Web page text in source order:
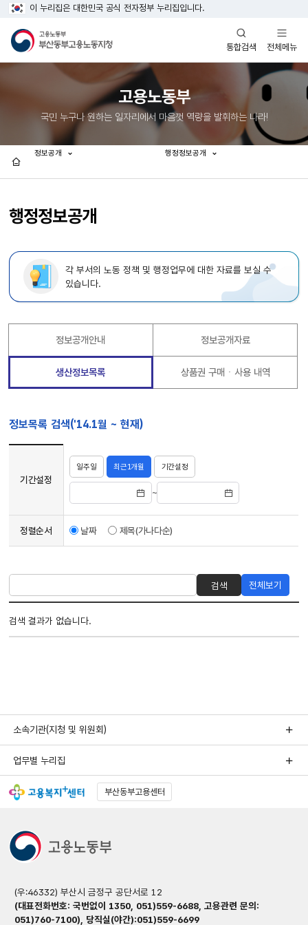
이 누리집은 대한민국 공식 전자정부 누리집입니다.
통합검색
열기
전체메뉴
열기
고용노동부
국민 누구나 원하는 일자리에서 마음껏 역량을 발휘하는 나라!
행정정보공개
정보공개 행정정보공개
각 부서의 노동 정책 및 행정업무에 대한 자료를 보실 수
있습니다.
정보공개안내 정보공개자료
생산정보목록 상품권 구매ㆍ사용 내역
정보목록 검색('14.1월 ~ 현재)
기간설정,
검색
폼
기간설정
일주일 최근1개월 기간설정
~
정렬순서 날짜 제목(가나다순)
검색
검색 전체보기
문서제목,
생산일자,
검색 결과가 없습니다.
소속기관(지청 및 위원회)
업무별 누리집
부산동부고용센터
(우:46332) 부산시 금정구 공단서로 12
(대표전화번호: 국번없이 1350, 051)559-6688, 고용관련 문의:
051)760-7100), 당직실(야간):051)559-6699